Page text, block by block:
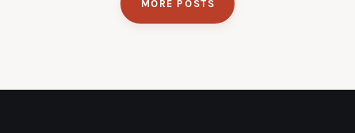
MORE POSTS